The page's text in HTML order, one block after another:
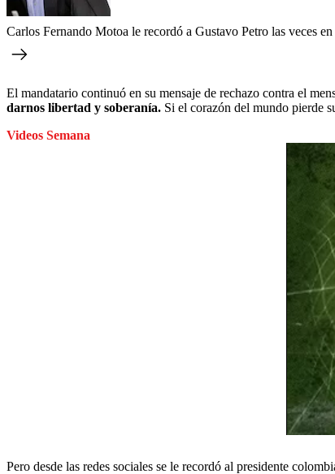
Carlos Fernando Motoa le recordó a Gustavo Petro las veces
El mandatario continuó en su mensaje de rechazo contra el
darnos libertad y soberanía. Si el corazón del mundo pierde
Videos Semana
Pero desde las redes sociales se le recordó al presidente